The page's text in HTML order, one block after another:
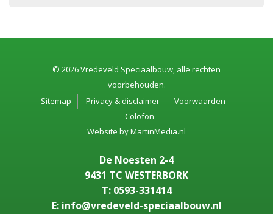
© 2026 Vredeveld Speciaalbouw, alle rechten
voorbehouden.
Sitemap
Privacy & disclaimer
Voorwaarden
Colofon
Website byMartinMedia.nl
De Noesten 2-4
9431 TC WESTERBORK
T: 0593-331414
E: info@vredeveld-speciaalbouw.nl